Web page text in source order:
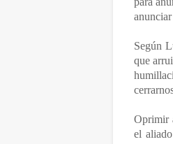
Según
que
Oprimir
el